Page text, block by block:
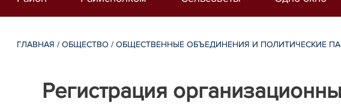
ГЛАВНАЯ /ОБЩЕСТВО /ОБЩЕСТВЕННЫЕ ОБЪЕДИНЕНИЯ И ПОЛИТИЧЕСКИЕ
Регистрация